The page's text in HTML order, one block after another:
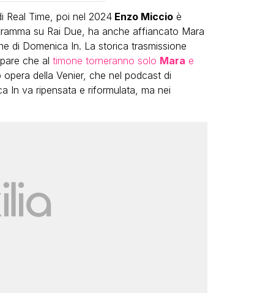
Real Time, poi nel 2024Enzo Miccioè
su Rai Due, ha anche affiancato Mara
di Domenica In. La storica trasmissione
che al timone torneranno solo Mara e
della Venier, che nel podcast di
In va ripensata e riformulata, ma nei